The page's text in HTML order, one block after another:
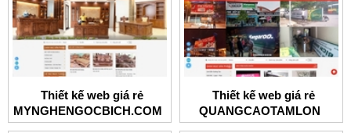
Thiết kế web giá rẻ
MYNGHENGOCBICH.COM
Thiết kế web giá rẻ
QUANGCAOTAMLON